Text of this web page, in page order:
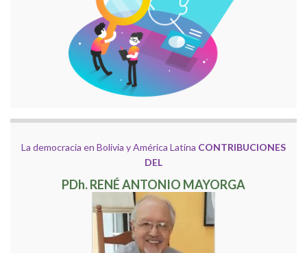
La democracia en Bolivia y América Latina CONTRIBUCIONES
DEL
PDh. RENÉ ANTONIO MAYORGA